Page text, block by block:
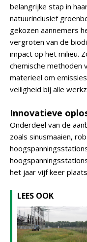
belangrijke stap in
natuurinclusief
gekozen aannemers
vergroten van de
impact op het milieu.
chemische methoden
materieel om
veiligheid bij alle
Innovatieve
Onderdeel van de
zoals sinusmaaien,
het jaar vijf keer
LEES OOK